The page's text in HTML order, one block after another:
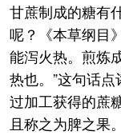
甘蔗制成的糖有
呢？《本草纲目
能泻火热。煎炼
热也。”这句话
过加工获得的蔗
且称之为脾之果